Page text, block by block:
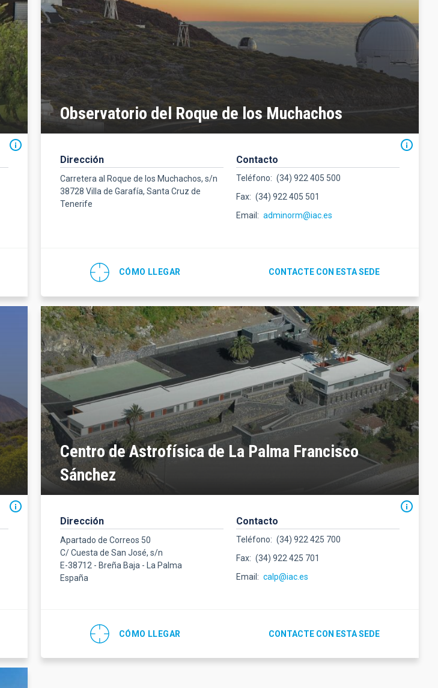
Observatorio del Roque de los Muchachos
Dirección
Carretera al Roque de los Muchachos, s/n
38728 Villa de Garafía, Santa Cruz de
Tenerife
Contacto
Teléfono
(34) 922 405 500
Fax
(34) 922 405 501
Email
adminorm@iac.es
CÓMO LLEGAR CONTACTE CON ESTA SEDE
Centro de Astrofísica de La Palma Francisco
Sánchez
Dirección
Apartado de Correos 50
C/ Cuesta de San José, s/n
E-38712 - Breña Baja - La Palma
España
Contacto
Teléfono
(34) 922 425 700
Fax
(34) 922 425 701
Email
calp@iac.es
CÓMO LLEGAR CONTACTE CON ESTA SEDE